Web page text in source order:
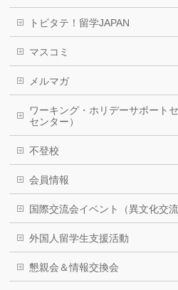
トビタテ！留学JAPAN
マスコミ
メルマガ
ワーキング・ホリデーサポート
センター）
不登校
会員情報
国際交流会イベント（異文化交流
外国人留学生支援活動
懇親会＆情報交換会